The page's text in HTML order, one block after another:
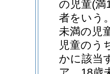
の児童(満
者をいう
未満の児
児童のう
かに該当